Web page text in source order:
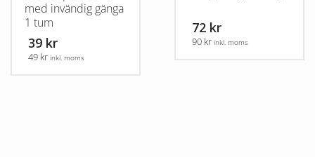
olika
alternativen
med invändig gänga
1 tum
39 kr
49 kr inkl. moms
72 kr
90 kr inkl. moms